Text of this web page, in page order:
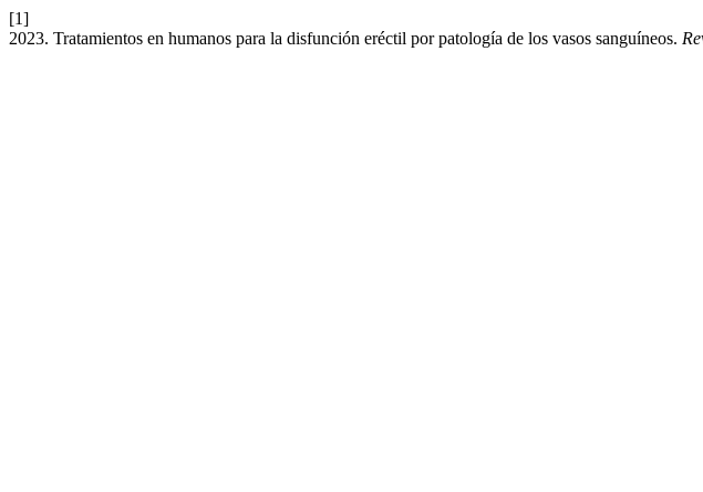
[1]
2023. Tratamientos en humanos para la disfunción eréctil por patología de los vasos sanguíneos.